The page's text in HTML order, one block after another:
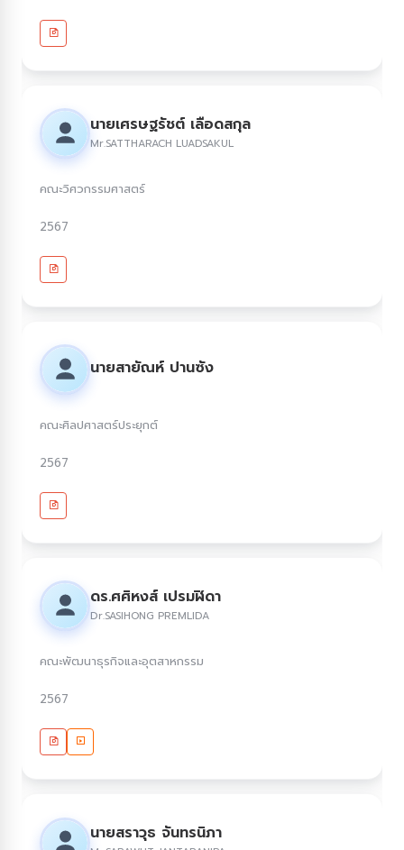
นายเศรษฐรัชต์ เลือดสกุล
Mr.SATTHARACH LUADSAKUL
คณะวิศวกรรมศาสตร์
2567
นายสายัณห์ ปานซัง
คณะศิลปศาสตร์ประยุกต์
2567
ดร.ศศิหงส์ เปรมฬิดา
Dr.SASIHONG PREMLIDA
คณะพัฒนาธุรกิจและอุตสาหกรรม
2567
นายสราวุธ จันทรนิภา